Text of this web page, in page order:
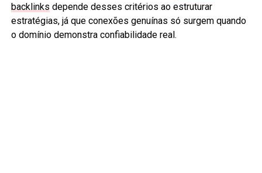
backlinks depende desses critérios ao estruturar
estratégias, já que conexões genuínas só surgem quando
o domínio demonstra confiabilidade real.